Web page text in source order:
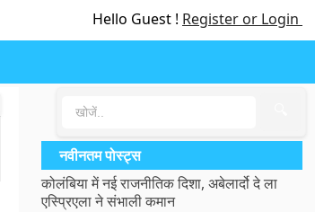
Hello Guest ! Register or Login
नवीनतम पोस्ट्स
कोलंबिया में नई राजनीतिक दिशा, अबेलार्दो दे ला
एस्प्रिएला ने संभाली कमान